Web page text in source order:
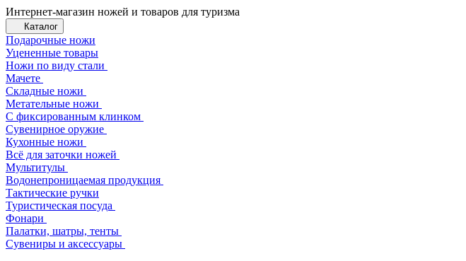
Интернет-магазин ножей и товаров для туризма
Каталог
Подарочные ножи
Уцененные товары
Ножи по виду стали
Мачете
Складные ножи
Метательные ножи
С фиксированным клинком
Сувенирное оружие
Кухонные ножи
Всё для заточки ножей
Мультитулы
Водонепроницаемая продукция
Тактические ручки
Туристическая посуда
Фонари
Палатки, шатры, тенты
Сувениры и аксессуары